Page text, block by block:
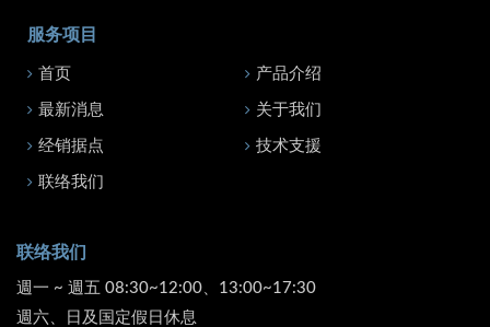
服务项目
首页 产品介绍
最新消息 关于我们
经销据点 技术支援
联络我们
联络我们
週一 ~ 週五 08:30~12:00、13:00~17:30
週六、日及国定假日休息